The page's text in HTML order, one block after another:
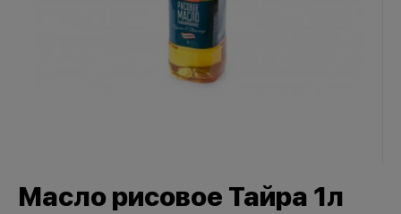
Масло рисовое Тайра 1л